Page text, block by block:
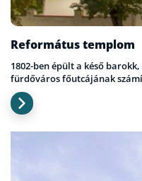
Református templom
1802-ben épült a késő
fürdőváros főutcájának